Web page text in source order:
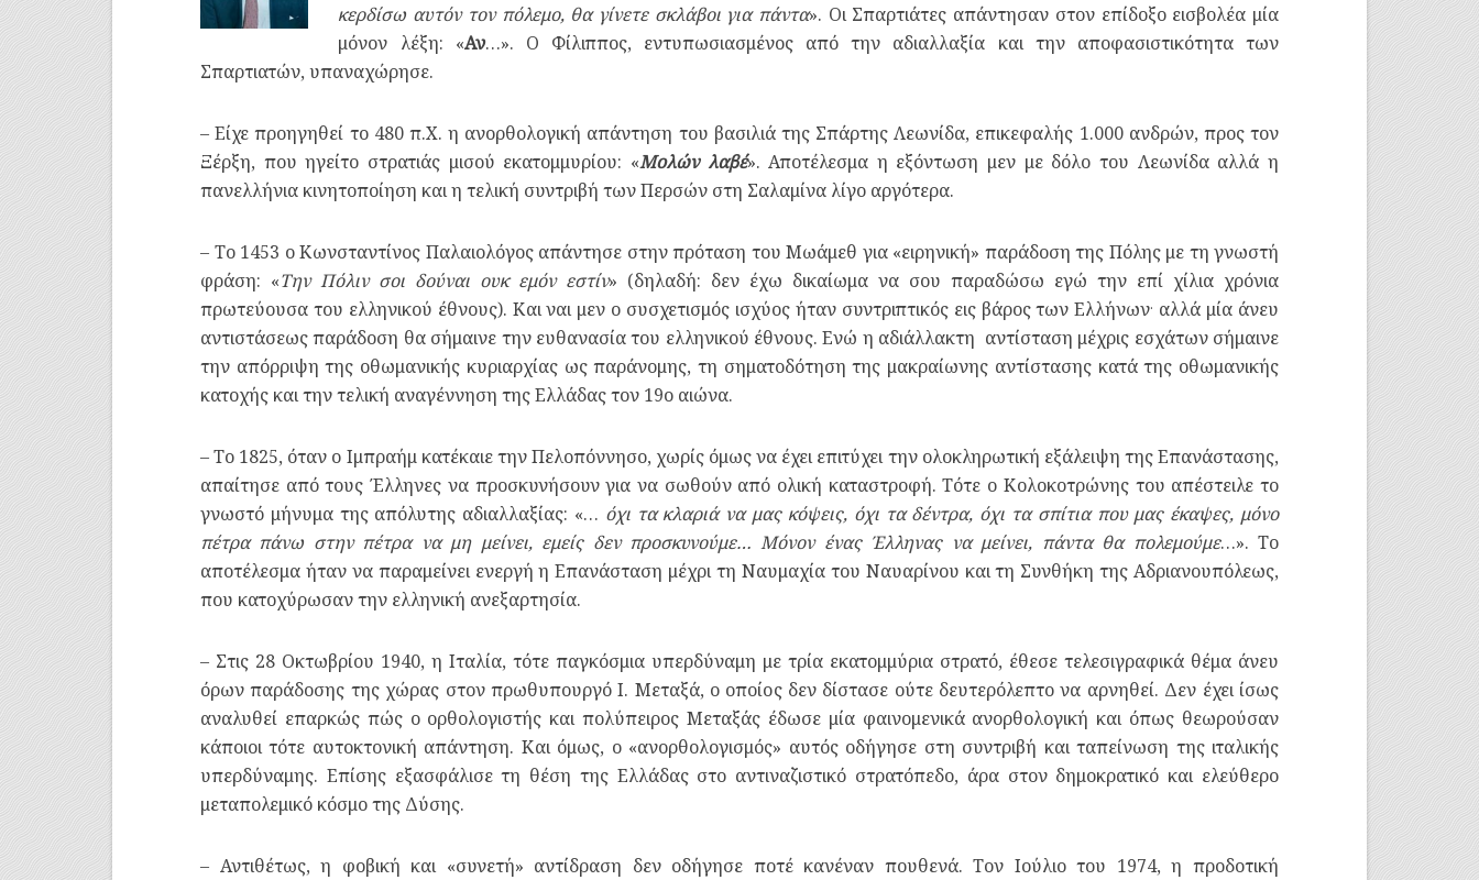
κερδίσω αυτόν τον πόλεμο, θα γίνετε σκλάβοι για πάντα». Οι Σπαρτιάτες απάντησαν στον επίδοξο εισβολέα μία
μόνον λέξη: «Αν…». Ο Φίλιππος, εντυπωσιασμένος από την αδιαλλαξία και την αποφασιστικότητα των
Σπαρτιατών, υπαναχώρησε.
– Είχε προηγηθεί το 480 π.Χ. η ανορθολογική απάντηση του βασιλιά της Σπάρτης Λεωνίδα, επικεφαλής 1.000 ανδρών, προς τον
Ξέρξη, που ηγείτο στρατιάς μισού εκατομμυρίου: «Μολών λαβέ». Αποτέλεσμα η εξόντωση μεν με δόλο του Λεωνίδα αλλά η
πανελλήνια κινητοποίηση και η τελική συντριβή των Περσών στη Σαλαμίνα λίγο αργότερα.
– Το 1453 ο Κωνσταντίνος Παλαιολόγος απάντησε στην πρόταση του Μωάμεθ για «ειρηνική» παράδοση της Πόλης με τη γνωστή
φράση: «Την Πόλιν σοι δούναι ουκ εμόν εστίν» (δηλαδή: δεν έχω δικαίωμα να σου παραδώσω εγώ την επί χίλια χρόνια
πρωτεύουσα του ελληνικού έθνους). Και ναι μεν ο συσχετισμός ισχύος ήταν συντριπτικός εις βάρος των Ελλήνων. αλλά μία άνευ
αντιστάσεως παράδοση θα σήμαινε την ευθανασία του ελληνικού έθνους. Ενώ η αδιάλλακτη αντίσταση μέχρις εσχάτων σήμαινε
την απόρριψη της οθωμανικής κυριαρχίας ως παράνομης, τη σηματοδότηση της μακραίωνης αντίστασης κατά της οθωμανικής
κατοχής και την τελική αναγέννηση της Ελλάδας τον 19ο αιώνα.
– Το 1825, όταν ο Ιμπραήμ κατέκαιε την Πελοπόννησο, χωρίς όμως να έχει επιτύχει την ολοκληρωτική εξάλειψη της Επανάστασης,
απαίτησε από τους Έλληνες να προσκυνήσουν για να σωθούν από ολική καταστροφή. Τότε ο Κολοκοτρώνης του απέστειλε το
γνωστό μήνυμα της απόλυτης αδιαλλαξίας: «… όχι τα κλαριά να μας κόψεις, όχι τα δέντρα, όχι τα σπίτια που μας έκαψες, μόνο
πέτρα πάνω στην πέτρα να μη μείνει, εμείς δεν προσκυνούμε… Μόνον ένας Έλληνας να μείνει, πάντα θα πολεμούμε…». Το
αποτέλεσμα ήταν να παραμείνει ενεργή η Επανάσταση μέχρι τη Ναυμαχία του Ναυαρίνου και τη Συνθήκη της Αδριανουπόλεως,
που κατοχύρωσαν την ελληνική ανεξαρτησία.
– Στις 28 Οκτωβρίου 1940, η Ιταλία, τότε παγκόσμια υπερδύναμη με τρία εκατομμύρια στρατό, έθεσε τελεσιγραφικά θέμα άνευ
όρων παράδοσης της χώρας στον πρωθυπουργό Ι. Μεταξά, ο οποίος δεν δίστασε ούτε δευτερόλεπτο να αρνηθεί. Δεν έχει ίσως
αναλυθεί επαρκώς πώς ο ορθολογιστής και πολύπειρος Μεταξάς έδωσε μία φαινομενικά ανορθολογική και όπως θεωρούσαν
κάποιοι τότε αυτοκτονική απάντηση. Και όμως, ο «ανορθολογισμός» αυτός οδήγησε στη συντριβή και ταπείνωση της ιταλικής
υπερδύναμης. Επίσης εξασφάλισε τη θέση της Ελλάδας στο αντιναζιστικό στρατόπεδο, άρα στον δημοκρατικό και ελεύθερο
μεταπολεμικό κόσμο της Δύσης.
– Αντιθέτως, η φοβική και «συνετή» αντίδραση δεν οδήγησε ποτέ κανέναν πουθενά. Τον Ιούλιο του 1974, η προδοτική